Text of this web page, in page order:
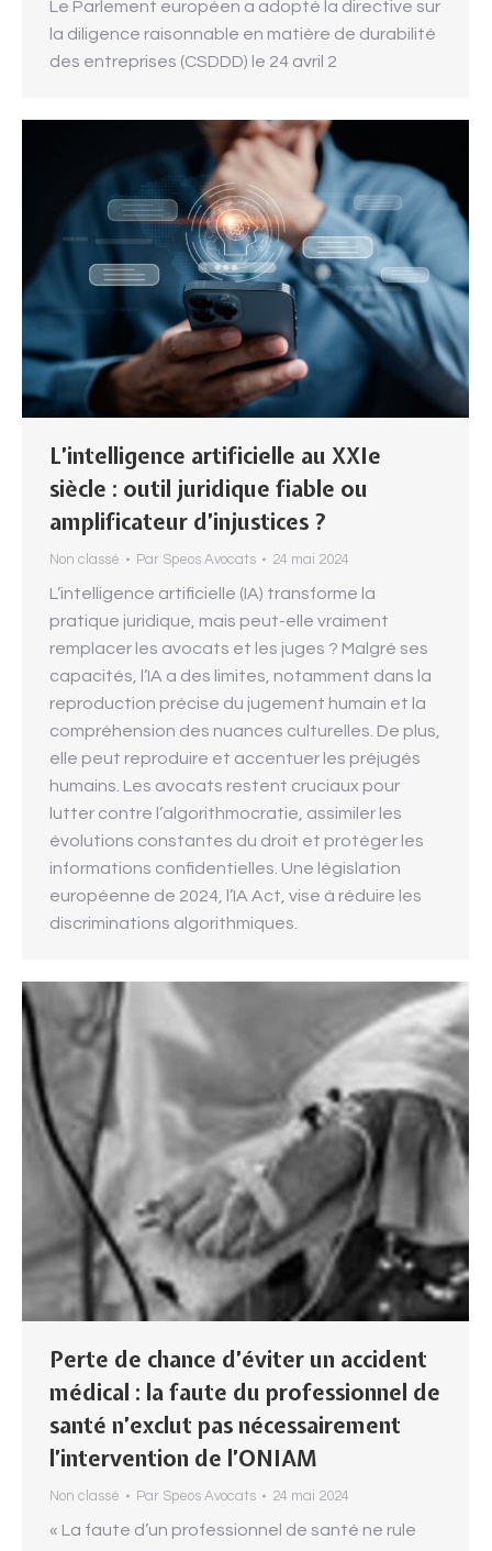
Le Parlement européen a adopté la directive sur
la diligence raisonnable en matière de durabilité
des entreprises (CSDDD) le 24 avril 2
L’intelligence artificielle au XXIe
siècle : outil juridique fiable ou
amplificateur d’injustices ?
Non classé Par Speos Avocats 24 mai 2024
L’intelligence artificielle (IA) transforme la
pratique juridique, mais peut-elle vraiment
remplacer les avocats et les juges ? Malgré ses
capacités, l’IA a des limites, notamment dans la
reproduction précise du jugement humain et la
compréhension des nuances culturelles. De plus,
elle peut reproduire et accentuer les préjugés
humains. Les avocats restent cruciaux pour
lutter contre l’algorithmocratie, assimiler les
évolutions constantes du droit et protéger les
informations confidentielles. Une législation
européenne de 2024, l’IA Act, vise à réduire les
discriminations algorithmiques.
Perte de chance d’éviter un accident
médical : la faute du professionnel de
santé n’exclut pas nécessairement
l’intervention de l’ONIAM
Non classé Par Speos Avocats 24 mai 2024
« La faute d’un professionnel de santé ne rule